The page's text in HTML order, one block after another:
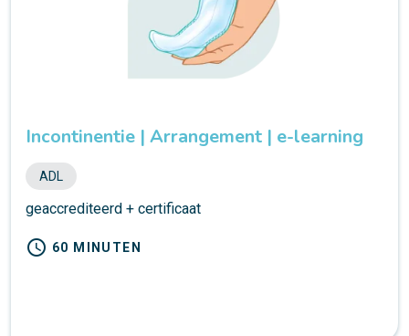
Incontinentie | Arrangement | e-learning
ADL
geaccrediteerd + certificaat
schedule 60 MINUTEN